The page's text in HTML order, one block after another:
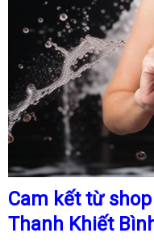
Cam kết từ
Thanh Khiết